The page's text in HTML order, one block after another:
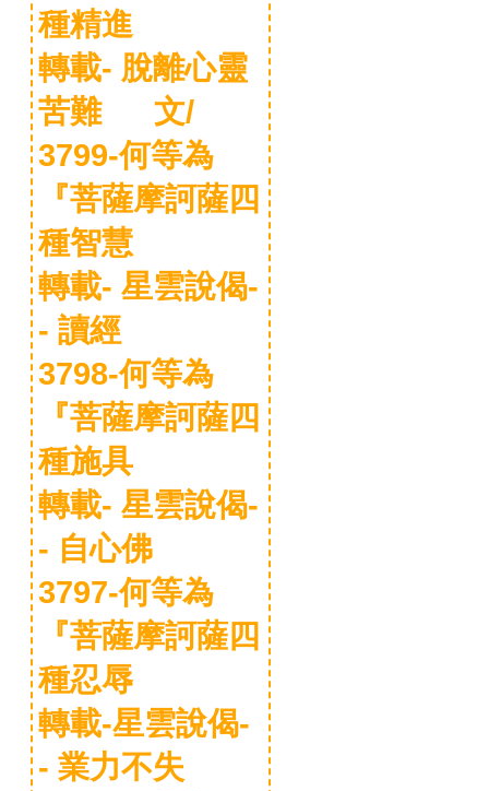
種精進
轉載- 脫離心靈
苦難 文/
3799-何等為
『菩薩摩訶薩四
種智慧
轉載- 星雲說偈-
- 讀經
3798-何等為
『菩薩摩訶薩四
種施具
轉載- 星雲說偈-
- 自心佛
3797-何等為
『菩薩摩訶薩四
種忍辱
轉載-星雲說偈-
- 業力不失